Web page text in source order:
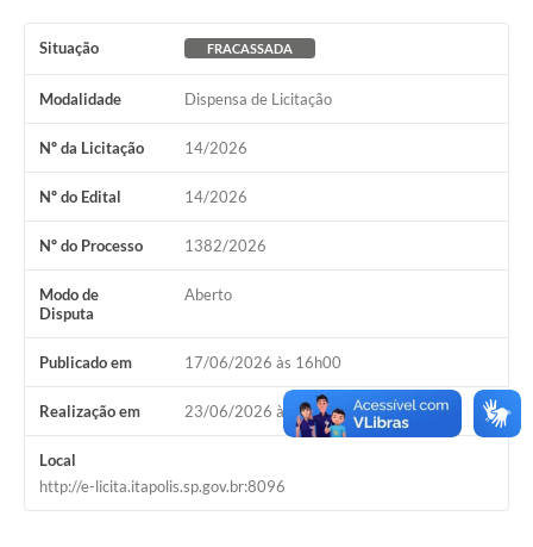
Itinerário do Transporte Público de Itápolis
Documentos
Distritos
Água de Qualidade
Gasoduto (Gás Natural)
Feriados Municipais
Bairros Rurais
História
Galeria de Fotos
Ouvidoria Municipal
Situação FRACASSADA
Modalidade Dispensa de Licitação
Nº da Licitação 14/2026
Nº do Edital 14/2026
Nº do Processo 1382/2026
Modo de
Disputa
Aberto
Publicado em 17/06/2026 às 16h00
Realização em 23/06/2026 às 08h30
Local
http://e-licita.itapolis.sp.gov.br:8096